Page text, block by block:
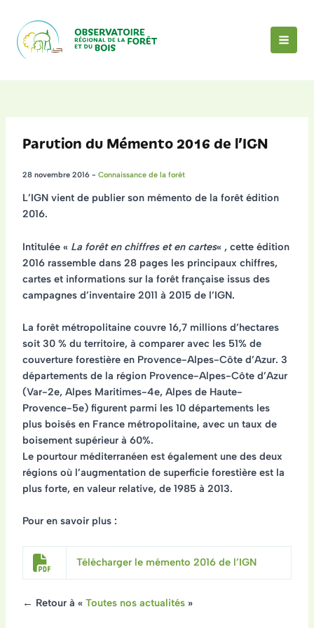
contenu
Parution du Mémento 2016 de l’IGN
28 novembre 2016 - Connaissance de la forêt
L’IGN vient de publier son mémento de la forêtédition
2016.
Intitulée « La forêt en chiffres et en cartes« , cette édition
2016 rassemble dans 28 pages les principaux chiffres,
cartes et informations sur la forêt françaiseissus des
campagnes d’inventaire 2011 à 2015 de l’IGN.
La forêt métropolitaine couvre 16,7 millions d’hectares
soit 30 % du territoire, à comparer avec les 51% de
couverture forestière en Provence-Alpes-Côte d’Azur. 3
départements de la région Provence-Alpes-Côte d’Azur
(Var-2e, Alpes Maritimes-4e, Alpes de Haute-
Provence-5e) figurent parmi les 10 départements les
plus boisés en France métropolitaine, avec un taux de
boisement supérieur à 60%.
Le pourtour méditerranéen est également une des deux
régions où l’augmentation de superficie forestière est la
plus forte, en valeur relative, de 1985 à 2013.
Pour en savoir plus :
Télécharger le mémento 2016 de l’IGN
← Retour à « Toutes nos actualités»